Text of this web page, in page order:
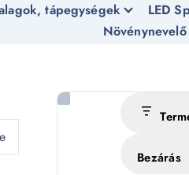
tápegységek
LED
Növénynevelő
Bezárás